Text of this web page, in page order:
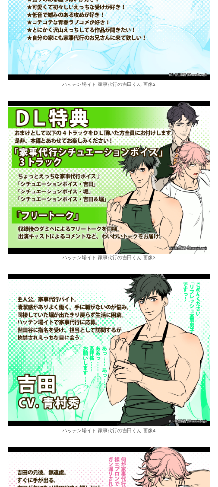
ハッテン場イト 家事代行の吉田くん 画像2
ハッテン場イト 家事代行の吉田くん 画像3
ハッテン場イト 家事代行の吉田くん 画像4